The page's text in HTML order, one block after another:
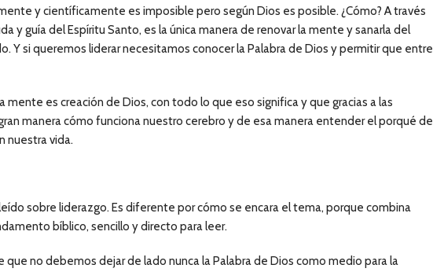
y científicamente es imposible pero según Dios es posible. ¿Cómo? A través
y guía del Espíritu Santo, es la única manera de renovar la mente y sanarla del
Y si queremos liderar necesitamos conocer la Palabra de Dios y permitir que entre
es creación de Dios, con todo lo que eso significa y que gracias a las
manera cómo funciona nuestro cerebro y de esa manera entender el porqué de
nuestra vida.
sobre liderazgo. Es diferente por cómo se encara el tema, porque combina
bíblico, sencillo y directo para leer.
que no debemos dejar de lado nunca la Palabra de Dios como medio para la